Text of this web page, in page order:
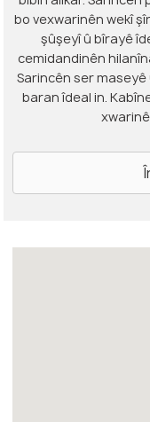
şûşeyî û bîrayê
cemidandinên
Sarincên ser
baran îdeal in.